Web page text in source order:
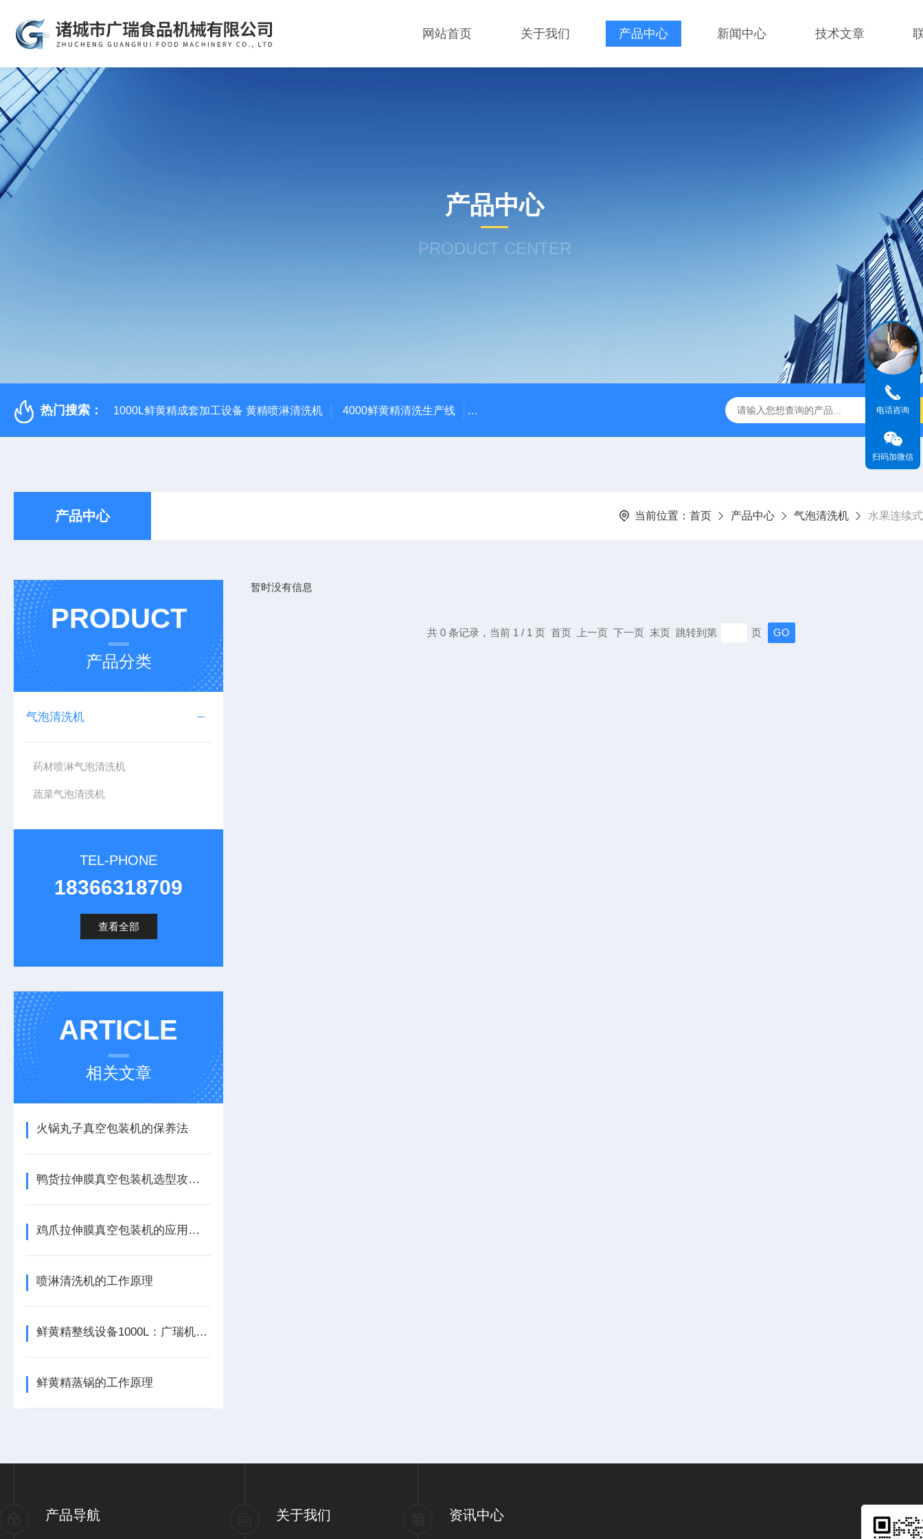
网站首页 关于我们 产品中心 新闻中心 技术文章
产品中心
PRODUCT CENTER
热门搜索： 1000L鲜黄精成套加工设备 黄精喷淋清洗机 4000鲜黄精清洗生产线 520红薯干拉伸膜包装机 地瓜清洗包装流水线 320宽粉拉伸膜真空包装机 1000L鲜黄
产品中心 当前位置： 首页 产品中心 气泡清洗机 水果连续
PRODUCT
产品分类
气泡清洗机
药材喷淋气泡清洗机
蔬菜气泡清洗机
TEL-PHONE
18366318709
查看全部
ARTICLE
相关文章
火锅丸子真空包装机的保养法
鸭货拉伸膜真空包装机选型攻略：如何锁定卤味产线的“黄金搭档”
鸡爪拉伸膜真空包装机的应用前景
喷淋清洗机的工作原理
鲜黄精整线设备1000L：广瑞机械的“智造”底色
鲜黄精蒸锅的工作原理
暂时没有信息
共 0 条记录，当前 1 / 1 页 首页 上一页 下一页 末页 跳转到第 页
产品导航 关于我们 资讯中心
电话咨询
扫码加微信